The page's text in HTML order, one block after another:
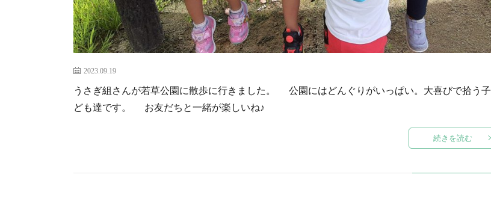
2023.09.19
うさぎ組さんが若草公園に散歩に行きました。 公園にはどんぐりがいっぱい。大喜びで拾う子
ども達です。 お友だちと一緒が楽しいね♪
続きを読む